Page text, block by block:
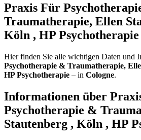
Praxis Für
Traumatherapie, Ellen
Köln , HP Psychotherapie
Hier finden Sie alle wichtigen Daten und
Psychotherapie & Traumatherapie,
HP Psychotherapie – in Cologne.
Informationen über
Psychotherapie &
Stautenberg , Köln , HP